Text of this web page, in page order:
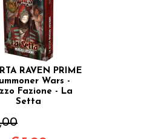
RAVEN PRIME
Wars -
Fazione - La
Setta